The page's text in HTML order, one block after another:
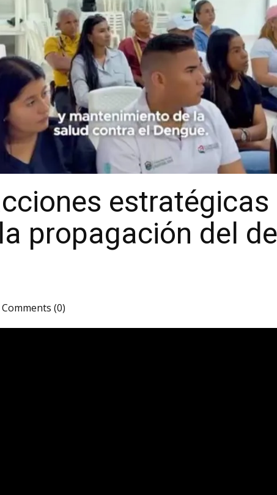
propagación del
Comments (0)